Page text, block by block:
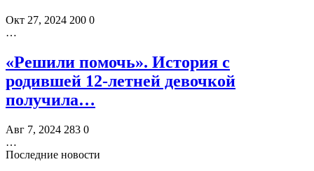
Окт 27, 2024 200 0
…
«Решили помочь». История с
родившей 12-летней девочкой
получила…
Авг 7, 2024 283 0
…
Последние новости